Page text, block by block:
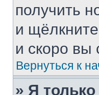
получить
и
и скоро вы
Вернуться к
» Я